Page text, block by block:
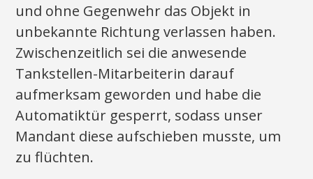
und ohne Gegenwehr das Objekt in
unbekannte Richtung verlassen haben.
Zwischenzeitlich sei die anwesende
Tankstellen-Mitarbeiterin darauf
aufmerksam geworden und habe die
Automatiktür gesperrt, sodass unser
Mandant diese aufschieben musste, um
zu flüchten.